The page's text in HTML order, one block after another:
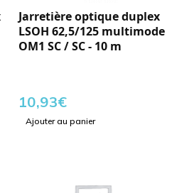
Jarretière optique duplex
LSOH 62,5/125 multimode
OM1 SC / SC - 10 m
10,93€
Ajouter au panier